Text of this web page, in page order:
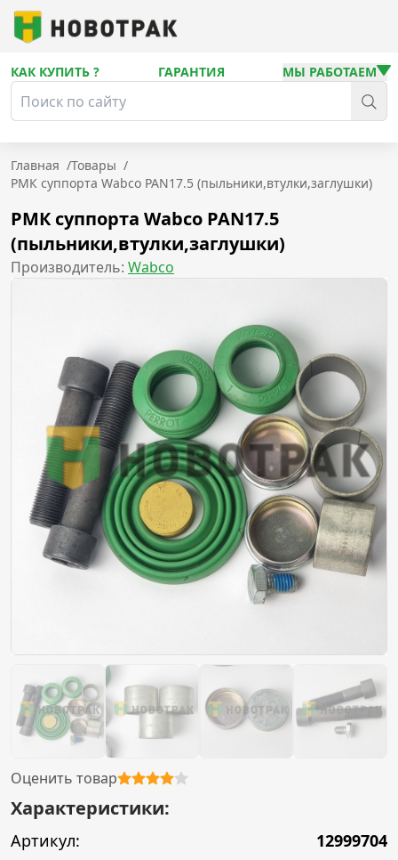
КАК КУПИТЬ ? ГАРАНТИЯ МЫ РАБОТАЕМ
Главная /Товары /
РМК суппорта Wabco PAN17.5 (пыльники,втулки,заглушки)
РМК суппорта Wabco PAN17.5
(пыльники,втулки,заглушки)
Производитель: Wabco
Оценить товар
Характеристики:
Артикул:
12999704